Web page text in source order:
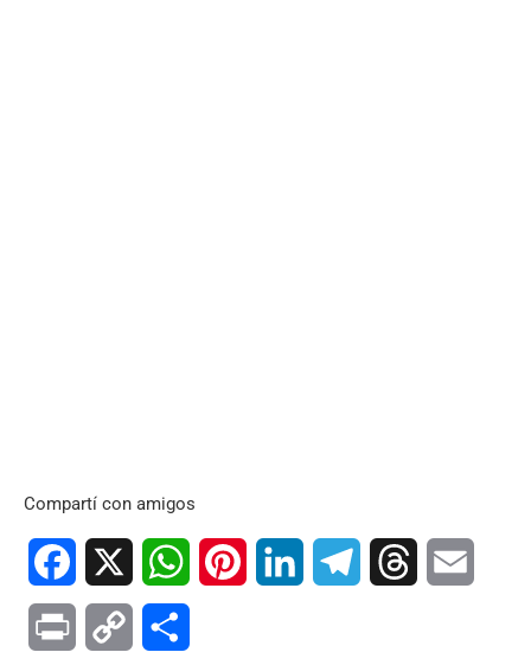
Compartí con amigos
Facebook WhatsAppPinterest LinkedIn TelegramThreads
Print Copy